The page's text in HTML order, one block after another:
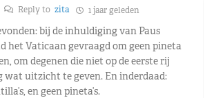
Reply to zita 1 jaar geleden
bij de inhuldiging van Paus
het Vaticaan gevraagd om geen pineta
om degenen die niet op de eerste rij
wat uitzicht te geven. En inderdaad:
en geen pineta’s.